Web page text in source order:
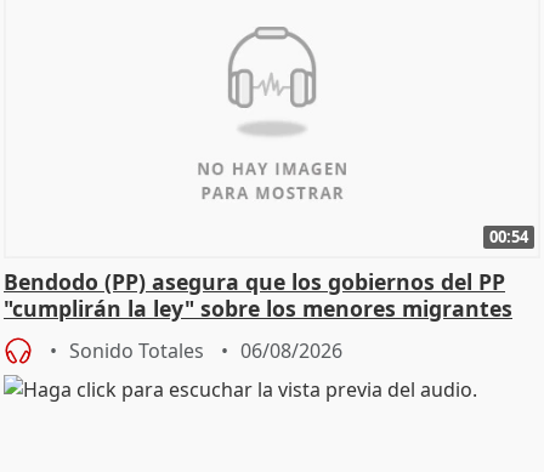
00:54
Bendodo (PP) asegura que los gobiernos del PP
"cumplirán la ley" sobre los menores migrantes
Sonido Totales 06/08/2026